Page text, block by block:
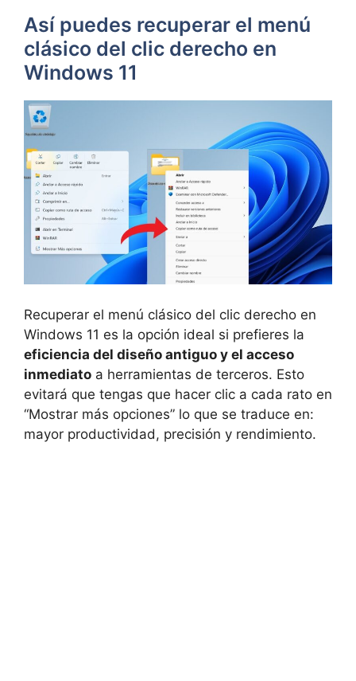
Así puedes recuperar el menú
clásico del clic derecho en
Windows 11
Recuperar el menú clásico del clic derecho en
Windows 11 es la opción ideal si prefieres la
eficiencia del diseño antiguo y el acceso
inmediato a herramientas de terceros. Esto
evitará que tengas que hacer clic a cada rato en
“Mostrar más opciones” lo que se traduce en:
mayor productividad, precisión y rendimiento.